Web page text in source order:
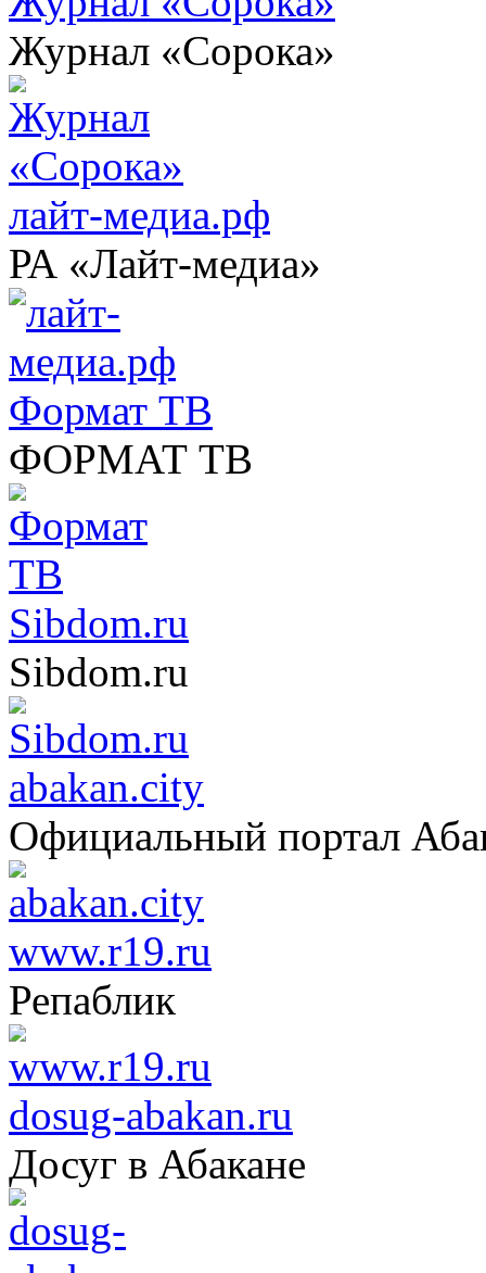
Журнал «Сорока»
лайт-медиа.рф
РА «Лайт-медиа»
Формат ТВ
ФОРМАТ ТВ
Sibdom.ru
Sibdom.ru
abakan.city
Официальный портал
www.r19.ru
Репаблик
dosug-abakan.ru
Досуг в Абакане